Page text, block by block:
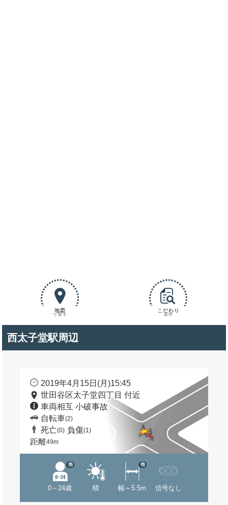
地図
で探す
こだわり
条件
西太子堂駅周辺
2019年4月15日(月)15:45
世田谷区太子堂四丁目 付近
車両相互 小破事故
自転車(2)
死亡(0) 負傷(1)
距離49m
0～24歳
他
晴 幅～5.5m
他
信号なし